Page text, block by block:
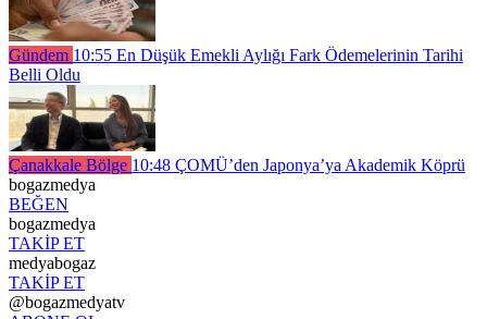
Gündem 10:55 En Düşük Emekli Aylığı Fark Ödemelerinin Tarihi
Belli Oldu
Çanakkale Bölge 10:48 ÇOMÜ’den Japonya’ya Akademik Köprü
bogazmedya
BEĞEN
bogazmedya
TAKİP ET
medyabogaz
TAKİP ET
@bogazmedyatv